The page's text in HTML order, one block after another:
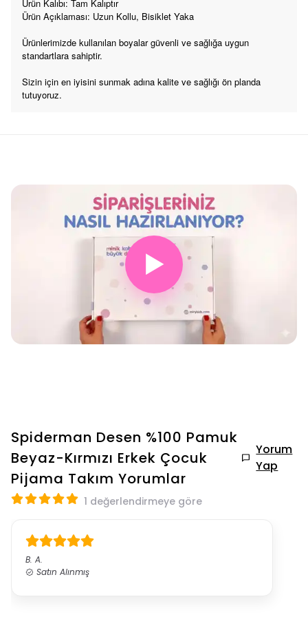
Ürün Kalıbı: Tam Kalıptır
Ürün Açıklaması: Uzun Kollu, Bisiklet Yaka
Ürünlerimizde kullanılan boyalar güvenli ve sağlığa uygun
standartlara sahiptir.
Sizin için en iyisini sunmak adına kalite ve sağlığı ön planda
tutuyoruz.
▶
Spiderman Desen %100 Pamuk
Beyaz-Kırmızı Erkek Çocuk
Pijama Takım Yorumlar
Yorum
Yap
1 değerlendirmeye göre
B. A.
Satın Alınmış